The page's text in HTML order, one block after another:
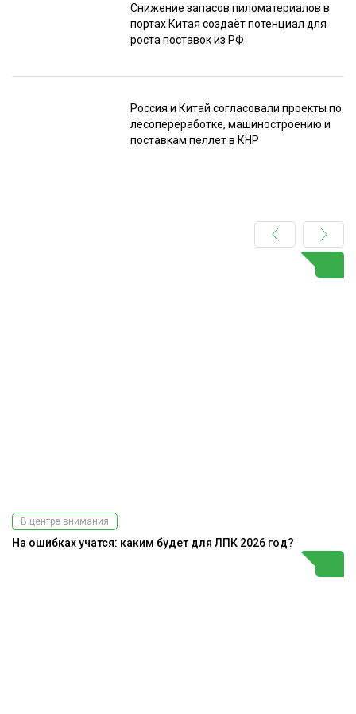
Снижение запасов пиломатериалов в
портах Китая создаёт потенциал для
роста поставок из РФ
Россия и Китай согласовали проекты по
лесопереработке, машиностроению и
поставкам пеллет в КНР
В центре внимания
На ошибках учатся: каким будет для ЛПК 2026 год?